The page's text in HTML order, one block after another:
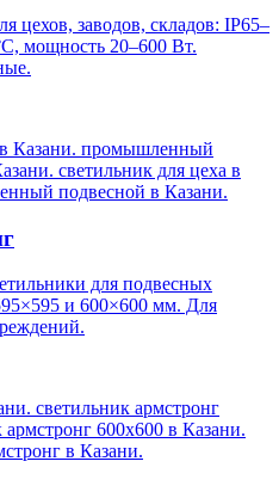
цехов, заводов, складов: IP65–
мощность 20–600 Вт.
Казани. промышленный
светильник для цеха в
подвесной в Казани.
для подвесных
и 600×600 мм. Для
светильник армстронг
600х600 в Казани.
в Казани.